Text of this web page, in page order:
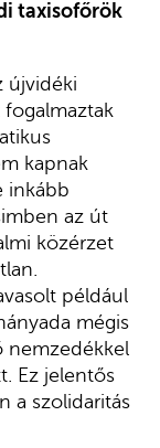
taxisofőrök
újvidéki
kapnak
inkább
az út
közérzet
például
mégis
Ez jelentős
a szolidaritás